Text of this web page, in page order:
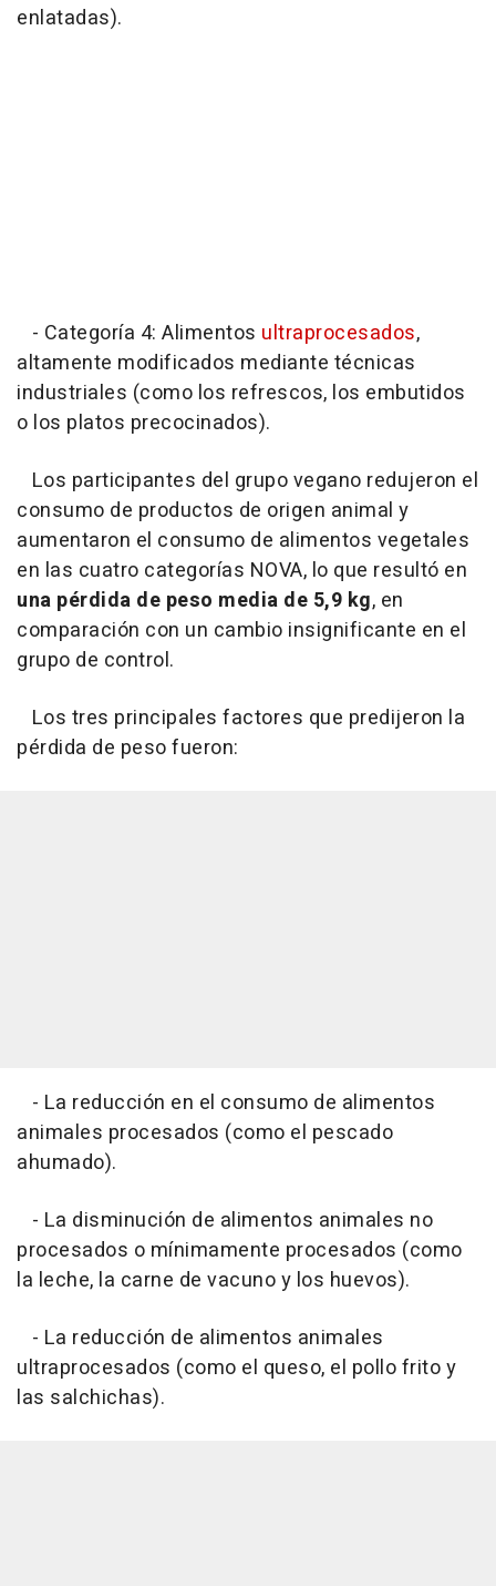
enlatadas).
- Categoría 4: Alimentos ultraprocesados,
altamente modificados mediante técnicas
industriales (como los refrescos, los embutidos
o los platos precocinados).
Los participantes del grupo vegano redujeron el
consumo de productos de origen animal y
aumentaron el consumo de alimentos vegetales
en las cuatro categorías NOVA, lo que resultó en
una pérdida de peso media de 5,9 kg, en
comparación con un cambio insignificante en el
grupo de control.
Los tres principales factores que predijeron la
pérdida de peso fueron:
- La reducción en el consumo de alimentos
animales procesados (como el pescado
ahumado).
- La disminución de alimentos animales no
procesados o mínimamente procesados (como
la leche, la carne de vacuno y los huevos).
- La reducción de alimentos animales
ultraprocesados (como el queso, el pollo frito y
las salchichas).